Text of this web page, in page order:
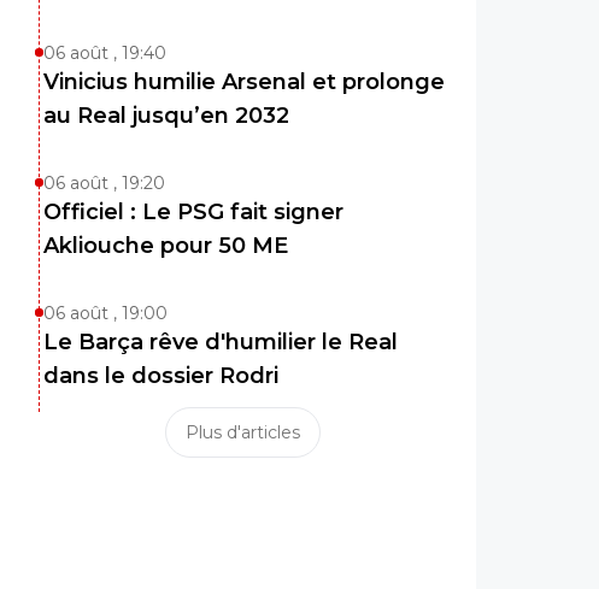
06 août , 19:40
Vinicius humilie Arsenal et prolonge
au Real jusqu’en 2032
06 août , 19:20
Officiel : Le PSG fait signer
Akliouche pour 50 ME
06 août , 19:00
Le Barça rêve d'humilier le Real
dans le dossier Rodri
Plus d'articles